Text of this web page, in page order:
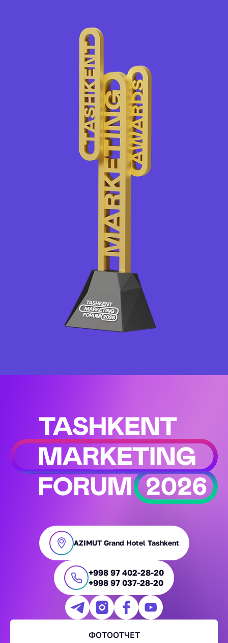
AZIMUT Grand Hotel Tashkent
+998 97 402-28-20
+998 97 037-28-20
ФОТООТЧЕТ